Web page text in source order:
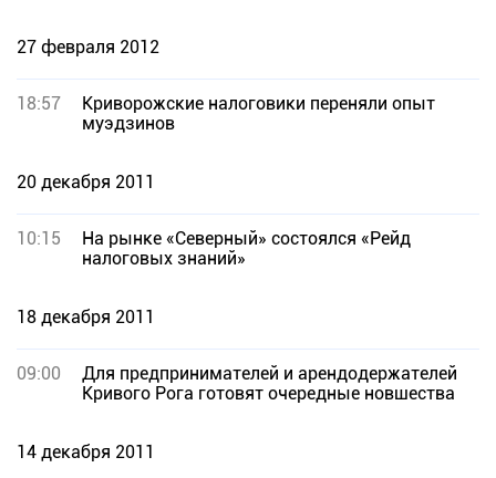
27 февраля 2012
18:57
Криворожские налоговики переняли опыт
муэдзинов
20 декабря 2011
10:15
На рынке «Северный» состоялся «Рейд
налоговых знаний»
18 декабря 2011
09:00
Для предпринимателей и арендодержателей
Кривого Рога готовят очередные новшества
14 декабря 2011